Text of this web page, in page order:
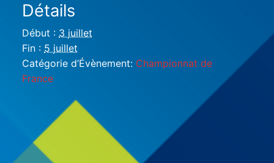
Détails
Début : 3 juillet
Fin : 5 juillet
Catégorie d’Évènement: Championnat de
France